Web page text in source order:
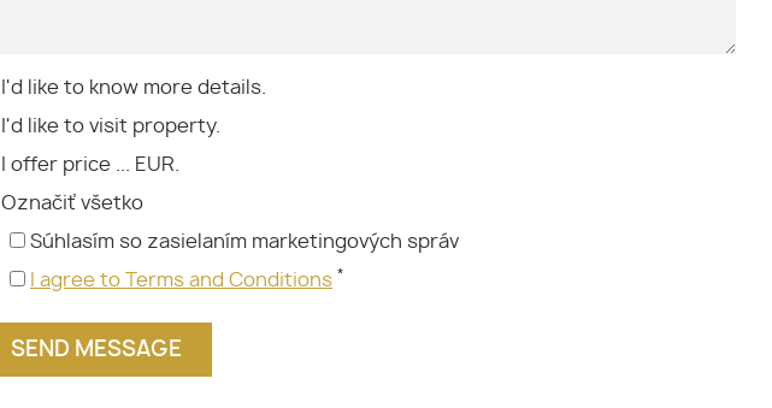
I'd like to know more details.
I'd like to visit property.
I offer price ... EUR.
Označiť všetko
Súhlasím so zasielaním marketingových správ
I agree to Terms and Conditions *